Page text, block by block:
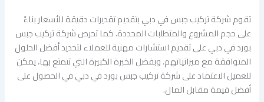
تقوم شركة تركيب جبس في دبي بتقديم تقديرات دقيقة للأسعار بناءً
على حجم المشروع والمتطلبات المحددة. كما تحرص شركة تركيب جبس
بورد في دبي على تقديم استشارات مهنية للعملاء لتحديد أفضل الحلول
المتوافقة مع ميزانياتهم. وبفضل الخبرة الكبيرة التي تتمتع بها، يمكن
للعميل الاعتماد على شركة تركيب جبس بورد في دبي في الحصول على
أفضل قيمة مقابل المال.